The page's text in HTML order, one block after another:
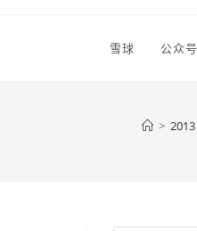
雪球 公众号
> 2013